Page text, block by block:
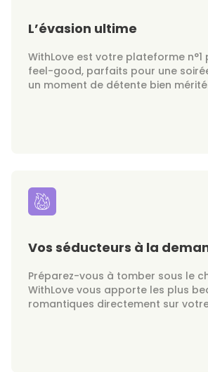
L’évasion ultime
WithLove est votre plateforme n°1
feel-good, parfaits pour une
un moment de détente bien
Vos séducteurs à la
Préparez-vous à tomber sous le
WithLove vous apporte les plus
romantiques directement sur